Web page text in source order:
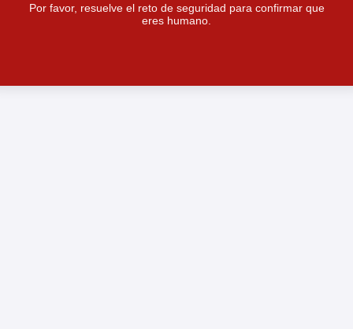
Por favor, resuelve el reto de seguridad para confirmar que
eres humano.